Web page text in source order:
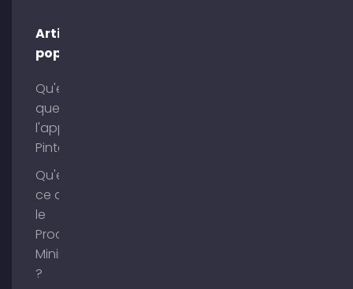
Articles
populaires
Qu'est-ce
que
l'application
Pinterest ?
Qu'est-
ce que
le
Process
Mining
?